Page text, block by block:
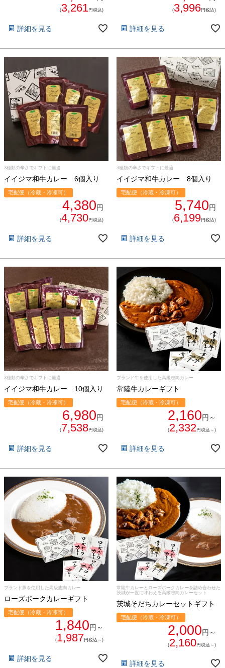
(3,261円税込)
詳細を見る
(3,996円税込)
詳細を見る
3種類の辛さでギフトに最適
イイジマ和牛カレー 6個入り
宅配便（冷蔵・冷凍可）
4,380円
(4,730円税込)
詳細を見る
3種類の辛さでギフトに最適
イイジマ和牛カレー 8個入り
宅配便（冷蔵・冷凍可）
5,740円
(6,199円税込)
詳細を見る
3種類の辛さでギフトに最適
イイジマ和牛カレー 10個入り
宅配便（冷蔵・冷凍可）
6,980円
(7,538円税込)
詳細を見る
ブランド牛を使用した高級志向カレー
常陸牛カレーギフト
宅配便（冷蔵・冷凍可）
2,160円～
(2,332 円税込～)
詳細を見る
ブランド豚を使用した高級志向カレー
ローズポークカレーギフト
宅配便（冷蔵・冷凍可）
1,840円～
(1,987円税込～)
詳細を見る
常陸牛カレーとローズポークカレーを詰め合わせた
茨城が一度に味わえる高級志向カレーセット
茨城そだちカレーセットギフト
宅配便（冷蔵・冷凍可）
2,000円～
(2,160円税込～)
詳細を見る